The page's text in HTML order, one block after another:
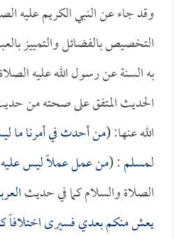
وقد جاء عن النبي الكريم عليه
التخصيص بالفضائل والتمييز
به السنة عن رسول الله عليه
الحديث المتفق على صحته من
الله عنها: (من أحدث في أمرنا ما
لـمسلم: (من عمل عملاً ليس عليه
الصلاة والسلام كما في حديث
يعش منكم بعدي فسيرى اختلافاً